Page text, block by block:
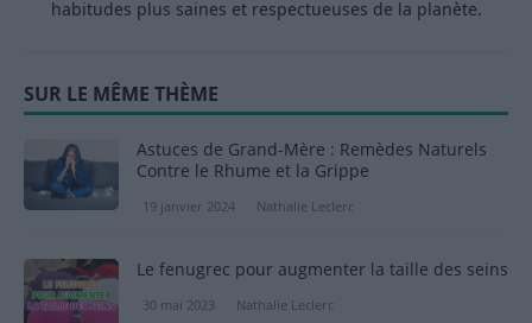
habitudes plus saines et respectueuses de la planète.
SUR LE MÊME THÈME
Astuces de Grand-Mère : Remèdes Naturels
Contre le Rhume et la Grippe
19 janvier 2024 Nathalie Leclerc
Le fenugrec pour augmenter la taille des seins
30 mai 2023 Nathalie Leclerc